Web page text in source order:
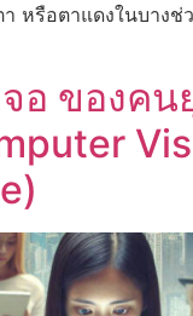
หรือตาแดงในบางช่
อ ของคน